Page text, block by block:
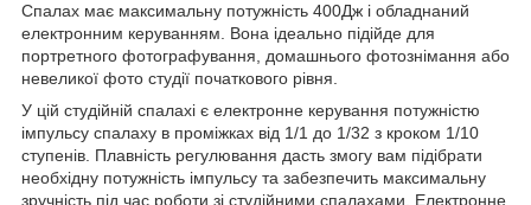
Спалах має максимальну потужність 400Дж і обладнаний
електронним керуванням. Вона ідеально підійде для
портретного фотографування, домашнього фотознімання або
невеликої фото студії початкового рівня.
У цій студійній спалахі є електронне керування потужністю
імпульсу спалаху в проміжках від 1/1 до 1/32 з кроком 1/10
ступенів. Плавність регулювання дасть змогу вам підібрати
необхідну потужність імпульсу та забезпечить максимальну
зручність під час роботи зі студійними спалахами. Електронне